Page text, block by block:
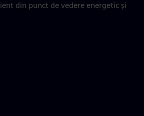
din punct de vedere energetic și